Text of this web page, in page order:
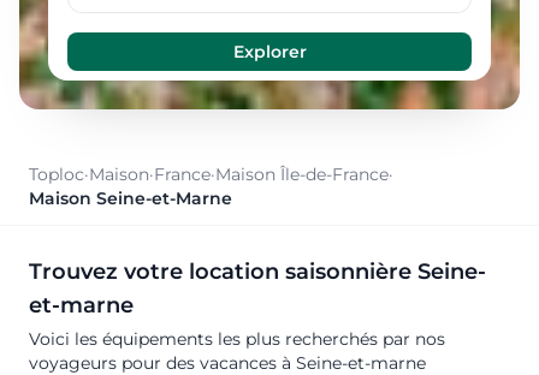
Toploc·Maison·France·Maison Île-de-France·
Maison Seine-et-Marne
Trouvez votre location saisonnière Seine-
et-marne
Voici les équipements les plus recherchés par nos
voyageurs pour des vacances à Seine-et-marne